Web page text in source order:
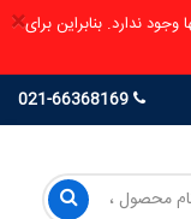
×ندارد. بنابراین برای